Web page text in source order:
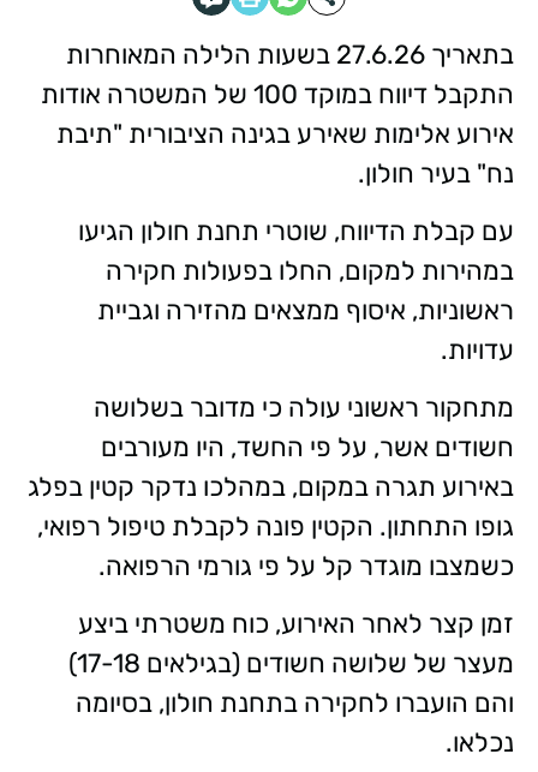
בתאריך 27.6.26 בשעות הלילה המאוחרות
התקבל דיווח במוקד 100 של המשטרה אודות
אירוע אלימות שאירע בגינה הציבורית "תיבת
נח" בעיר חולון.
עם קבלת הדיווח, שוטרי תחנת חולון הגיעו
במהירות למקום, החלו בפעולות חקירה
ראשוניות, איסוף ממצאים מהזירה וגביית
עדויות.
מתחקור ראשוני עולה כי מדובר בשלושה
חשודים אשר, על פי החשד, היו מעורבים
באירוע תגרה במקום, במהלכו נדקר קטין בפלג
גופו התחתון. הקטין פונה לקבלת טיפול רפואי,
כשמצבו מוגדר קל על פי גורמי הרפואה.
זמן קצר לאחר האירוע, כוח משטרתי ביצע
מעצר של שלושה חשודים (בגילאים 17-18)
והם הועברו לחקירה בתחנת חולון, בסיומה
נכלאו.